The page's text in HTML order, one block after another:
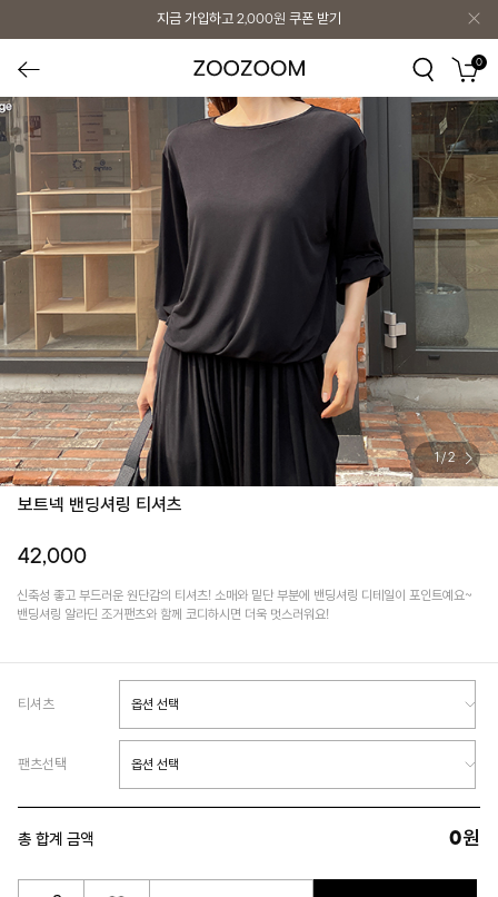
지금 가입하고 2,000원 쿠폰 받기
0
1/ 2
보트넥 밴딩셔링 티셔츠
42,000
신축성 좋고 부드러운 원단감의 티셔츠! 소매와 밑단 부분에 밴딩셔링 디테일이 포인트예요~
밴딩셔링 알라딘 조거팬츠와 함께 코디하시면 더욱 멋스러워요!
티셔츠
팬츠선택
총 합계 금액 0원